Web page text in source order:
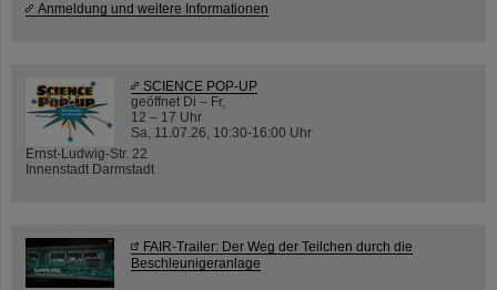
Anmeldung und weitere Informationen
SCIENCE POP-UP
geöffnet Di – Fr,
12 – 17 Uhr
Sa, 11.07.26, 10:30-16:00 Uhr
Ernst-Ludwig-Str. 22
Innenstadt Darmstadt
FAIR-Trailer: Der Weg der Teilchen durch die
Beschleunigeranlage